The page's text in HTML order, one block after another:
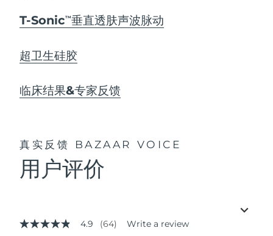
T-SonicTM 垂直透肤声波脉动
超卫生硅胶
临床结果&专家反馈
真实反馈 BAZAAR VOICE
用户评价
4.9
4.9 (64) Write a review